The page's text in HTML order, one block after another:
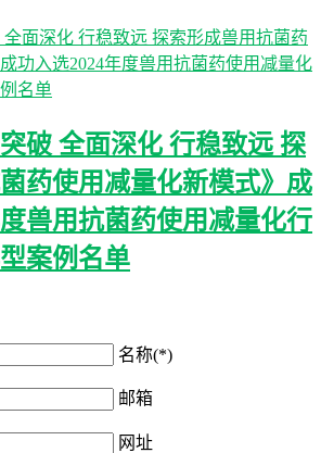
破 全面深化 行稳致远 探
药使用减量化新模式》成
兽用抗菌药使用减量化行
案例名单
名称(*)
邮箱
网址